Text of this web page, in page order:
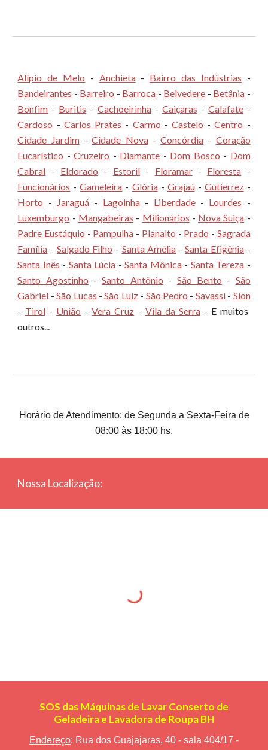
Alípio de Melo - Anchieta- Bairro das Indústrias -
Bandeirantes - Barreiro - Barroca - Belvedere - Betânia -
Bonfim - Buritis - Cachoeirinha- Caiçaras - Calafate-
Cardoso - Carlos Prates - Carmo - Castelo -Centro -
Cidade Jardim-Cidade Nova-Concórdia - Coração
Eucarístico -Cruzeiro - Diamante - Dom Bosco - Dom
Cabral - Eldorado - Estoril- Floramar- Floresta -
Funcionários -Gameleira - Glória- Grajaú- Gutierrez-
Horto - Jaraguá - Lagoinha- Liberdade- Lourdes -
Luxemburgo - Mangabeiras - Milionários - Nova Suiça -
Padre Eustáquio - Pampulha - Planalto - Prado - Sagrada
Família - Salgado Filho - Santa Amélia -Santa Efigênia -
Santa Inês - Santa Lúcia -Santa Mônica- Santa Tereza -
Santo Agostinho -Santo Antônio - São Bento - São
Gabriel -São Lucas -São Luiz- São Pedro - Savassi- Sion
- Tirol- União -Vera Cruz - Vila da Serra- E muitos
outros...
Horário de Atendimento: de Segunda a Sexta-Feira de
08:00 às 18:00 hs.
Nossa Localização:
SOS das Máquinas de Lavar Conserto de
Geladeira e Lavadora de Roupa BH
Endereço: Rua dos Guajajaras, 40 - sala 404/17 -